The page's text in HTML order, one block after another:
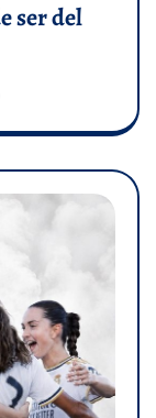
ser del